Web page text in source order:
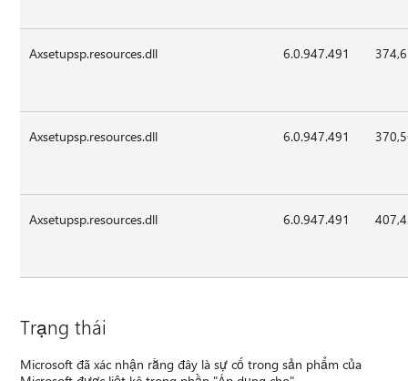
Axsetupsp.resources.dll 6.0.947.491
Axsetupsp.resources.dll 6.0.947.491
Axsetupsp.resources.dll 6.0.947.491
Trạng thái
Microsoft đã xác nhận rằng đây là sự cố trong sản phẩm của